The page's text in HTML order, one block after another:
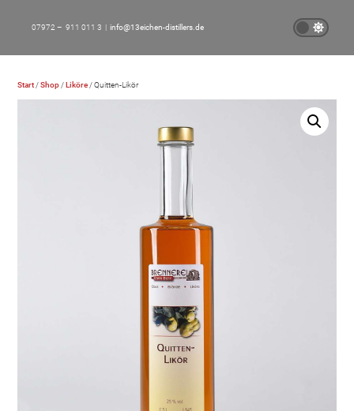
07972 – 911 011 3 | info@13eichen-distillers.de
Start /Shop /Liköre / Quitten-Likör